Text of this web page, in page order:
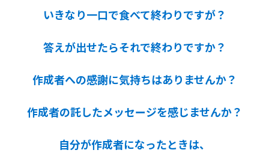
いきなり一口で食べて終わりですが？
答えが出せたらそれで終わりですか？
作成者への感謝に気持ちはありませんか？
作成者の託したメッセージを感じませんか？
自分が作成者になったときは、